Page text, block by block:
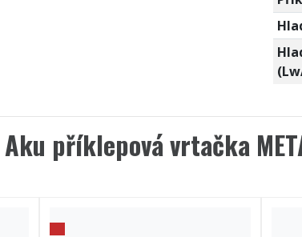
Aku příklepová vrtačka